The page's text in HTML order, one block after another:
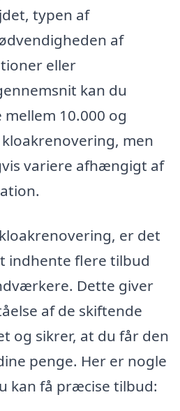
typen af
af
eller
kan du
10.000 og
men
variere afhængigt af
er det
indhente flere tilbud
Dette giver
af de skiftende
og sikrer, at du får den
penge. Her er nogle
kan få præcise tilbud: